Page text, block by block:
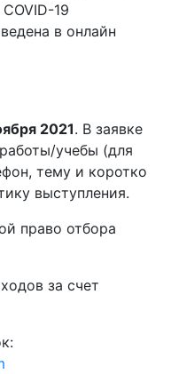
19
в онлайн
2021. В заявке
учебы (для
тему и коротко
выступления.
право отбора
за счет